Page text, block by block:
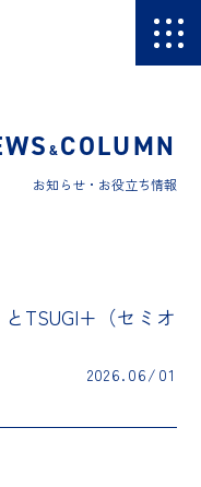
&COLUMN
お知らせ・お役立ち情報
TSUGI+（セミオ
2026.06/01